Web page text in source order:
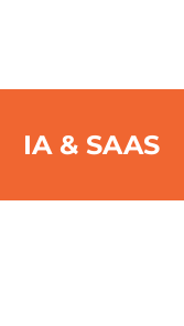
IA & SAAS